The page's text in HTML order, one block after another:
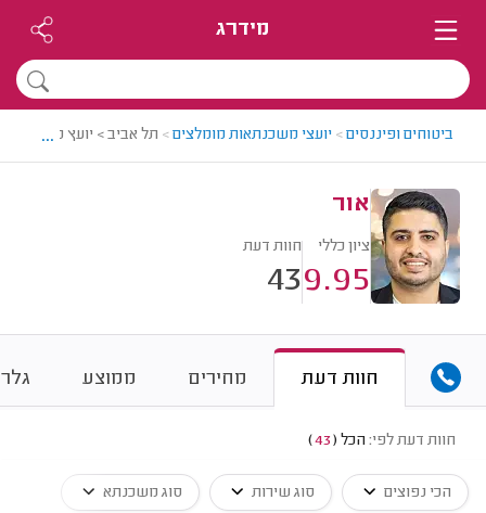
מידרג
ביטוחים ופיננסים> יועצי משכנתאות מומלצים> תל אביב > יועץ ...
אור
ציון כללי
9.95
חוות דעת
43
חוות דעת מחירים ממוצע
חוות דעת לפי: הכל (
43
)
הכי נפוצים סוג שירות סוג משכנתא